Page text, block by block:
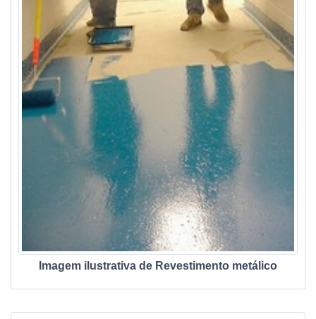
Imagem ilustrativa de Revestimento metálico